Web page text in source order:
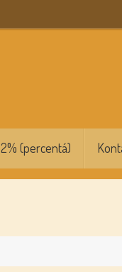
2% (percentá)